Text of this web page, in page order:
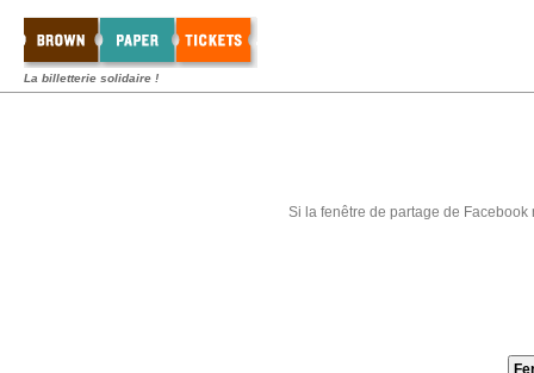
La billetterie solidaire !
Si la fenêtre de partage de